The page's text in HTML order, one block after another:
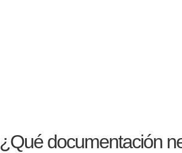
¿Qué documentación